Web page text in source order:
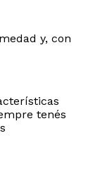
y, con
tenés